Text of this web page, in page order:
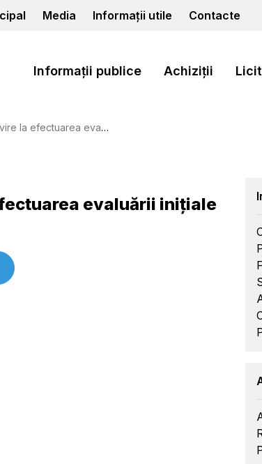
Media Informații utile Contacte
Informații publice Achiziții
iniţiale a situaţiei copilului
evaluării iniţiale